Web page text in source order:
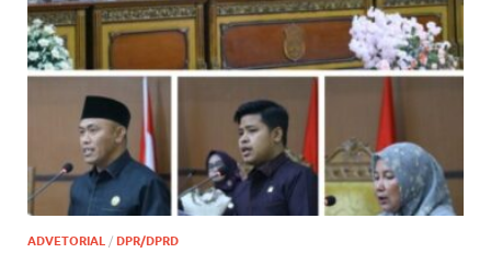
ADVETORIAL / DPR/DPRD